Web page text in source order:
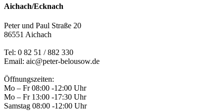
Aichach/Ecknach
Peter und Paul Straße 20
86551 Aichach
Tel: 0 82 51 / 882 330
Email: aic@peter-belousow.de
Öffnungszeiten:
Mo – Fr 08:00 -12:00 Uhr
Mo – Fr 13:00 -17:30 Uhr
Samstag 08:00 -12:00 Uhr